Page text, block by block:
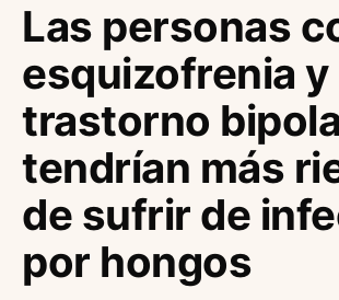
Las personas
esquizofrenia y
trastorno
tendrían más
de sufrir de
por hongos